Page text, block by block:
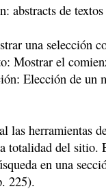
abstracts de
una selección
Mostrar el
Elección de un
las herramientas
totalidad del sitio.
en una
225).